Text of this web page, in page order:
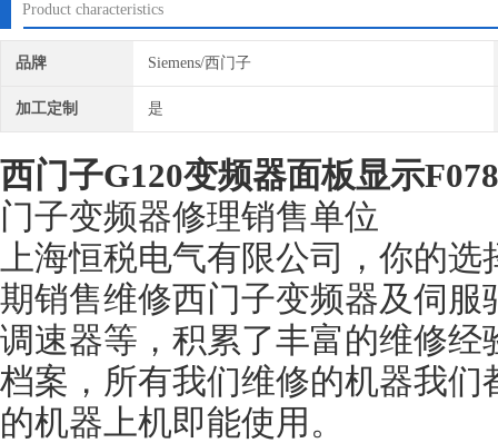
Product characteristics
品牌 Siemens/西门子
加工定制 是
西门子G120变频器面板显示
门子变频器修理销售单位
上海恒税电气有限公司，你的
期销售维修西门子变频器及伺
调速器等，积累了丰富的维修
档案，所有我们维修的机器我
的机器上机即能使用。